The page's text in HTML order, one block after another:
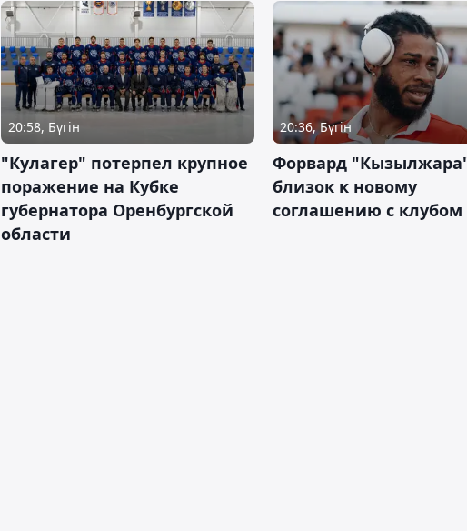
20:58, Бүгін
"Кулагер" потерпел крупное
поражение на Кубке
губернатора Оренбургской
области
20:36, Бүгін
Форвард
близок к новому
соглашению с клубом